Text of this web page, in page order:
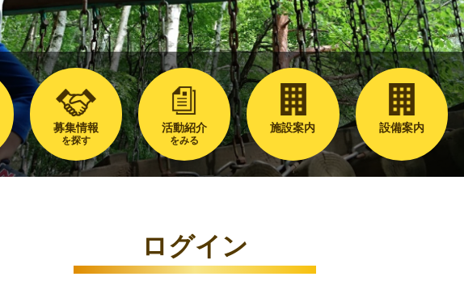
募集情報
を探す
活動紹介
をみる
施設案内 設備案内
ログイン